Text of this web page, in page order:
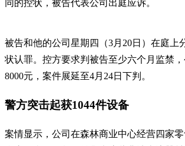
同的控状，被告代表公司出庭应诉。
被告和他的公司星期四（3月20日）在庭上
状认罪。控方要求判被告至少六个月监禁
8000元，案件展延至4月24日下判。
警方突击起获1044件设备
案情显示，公司在森林商业中心经营四家